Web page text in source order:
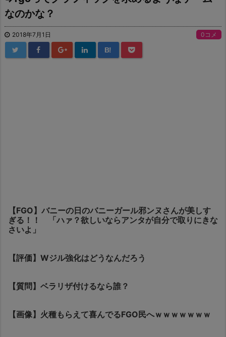
なのかな？
2018年7月1日 0コメ
B!
【FGO】バニーの日のバニーガール邪ンヌさんが美しす
ぎる！！ 「ハァ？欲しいならアンタが自分で取りにきな
さいよ」
【評価】Wジル強化はどうなんだろう
【質問】ベラリザ付けるなら誰？
【画像】火種もらえて喜んでるFGO民へｗｗｗｗｗｗｗ